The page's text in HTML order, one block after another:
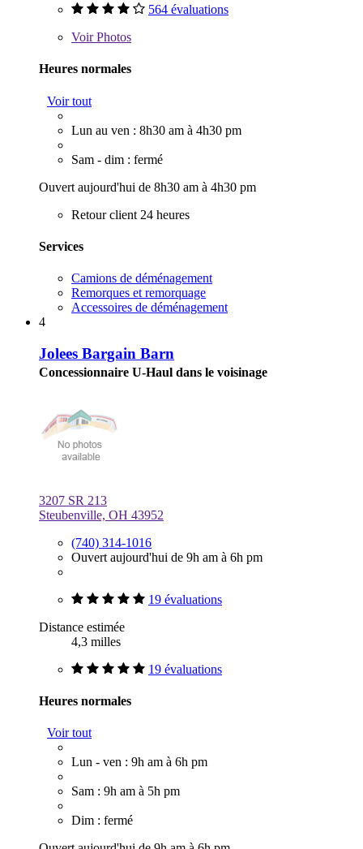
564 évaluations
VoirPhotos
Heures normales
Voir tout
Lun au ven : 8h30 am à 4h30 pm
Sam - dim : fermé
Ouvert aujourd'hui de 8h30 am à 4h30 pm
Retour client 24 heures
Services
Camions de déménagement
Remorques et remorquage
Accessoires de déménagement
4
Jolees Bargain Barn
Concessionnaire U-Haul dans le voisinage
3207 SR 213
Steubenville, OH 43952
(740) 314-1016
Ouvert aujourd'hui de 9h am à 6h pm
19 évaluations
Distance estimée
4,3 milles
19 évaluations
Heures normales
Voir tout
Lun - ven : 9h am à 6h pm
Sam : 9h am à 5h pm
Dim : fermé